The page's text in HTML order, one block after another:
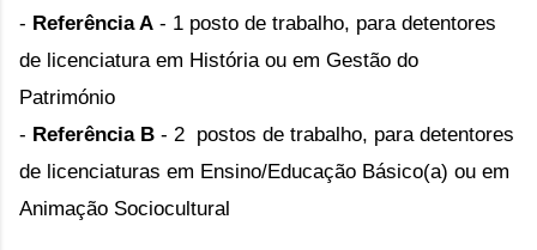
- Referência A - 1 posto de trabalho, para detentores
de licenciatura em História ou em Gestão do
Património
- Referência B - 2 postos de trabalho, para detentores
de licenciaturas em Ensino/Educação Básico(a) ou em
Animação Sociocultural